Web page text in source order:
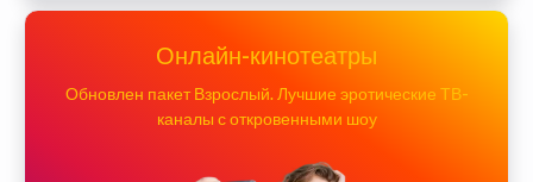
Онлайн-кинотеатры
Обновлен пакет Взрослый. Лучшие эротические ТВ-
каналы с откровенными шоу